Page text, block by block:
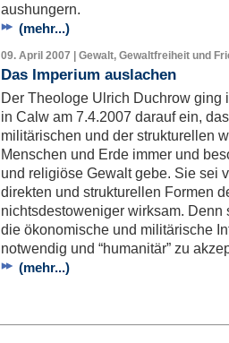
aushungern.
(mehr...)
09. April 2007 | Gewalt, Gewaltfreiheit und
Das Imperium auslachen
Der Theologe Ulrich Duchrow ging
in Calw am 7.4.2007 darauf ein,
militärischen und der strukturellen
Menschen und Erde immer und
und religiöse Gewalt gebe. Sie sei
direkten und strukturellen Formen
nichtsdestoweniger wirksam.
die ökonomische und militärische
notwendig und “humanitär” zu
(mehr...)